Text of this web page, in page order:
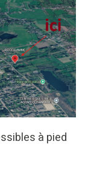
à pied